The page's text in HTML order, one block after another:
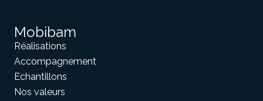
Mobibam
Réalisations
Accompagnement
Echantillons
Nos valeurs